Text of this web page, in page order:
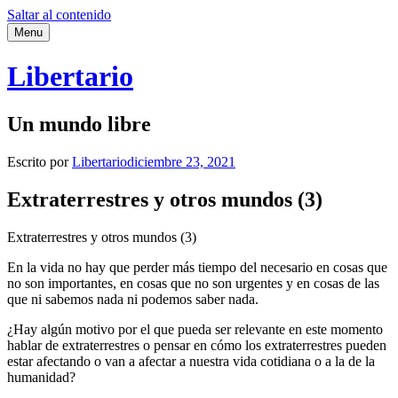
Saltar al contenido
Menu
Libertario
Un mundo libre
Escrito porLibertariodiciembre 23, 2021
Extraterrestres y otros mundos (3)
Extraterrestres y otros mundos (3)
En la vida no hay que perder más tiempo del necesario en cosas que
no son importantes, en cosas que no son urgentes y en cosas de las
que ni sabemos nada ni podemos saber nada.
¿Hay algún motivo por el que pueda ser relevante en este momento
hablar de extraterrestres o pensar en cómo los extraterrestres pueden
estar afectando o van a afectar a nuestra vida cotidiana o a la de la
humanidad?